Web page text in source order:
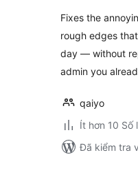
Fixes the
rough edges
day — without
admin you
qaiyo
Ít hơn 10 Số
Đã kiểm tra